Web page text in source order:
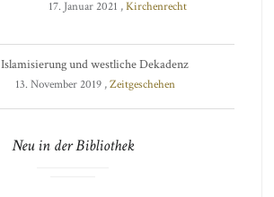
17. Januar 2021 ,Kirchenrecht
Islamisierung und westliche Dekadenz
13. November 2019 ,Zeitgeschehen
Neu in der Bibliothek